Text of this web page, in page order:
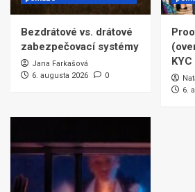
Bezdrátové vs. drátové
zabezpečovací systémy
Jana Farkašová
6. augusta 2026
0
KYC
6.